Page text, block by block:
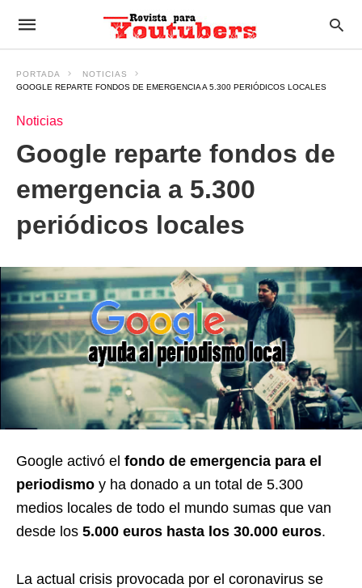
PORTADA
NOTICIAS
GOOGLE REPARTE FONDOS DE EMERGENCIA A 5.300 PERIÓDICOS LOCALES
Noticias
Google reparte fondos de
emergencia a 5.300
periódicos locales
Google activó el fondo de emergencia para el
periodismo y ha donado a un total de 5.300
medios locales de todo el mundo sumas que van
desde los 5.000 euros hasta los 30.000 euros.
La actual crisis provocada por el coronavirus se